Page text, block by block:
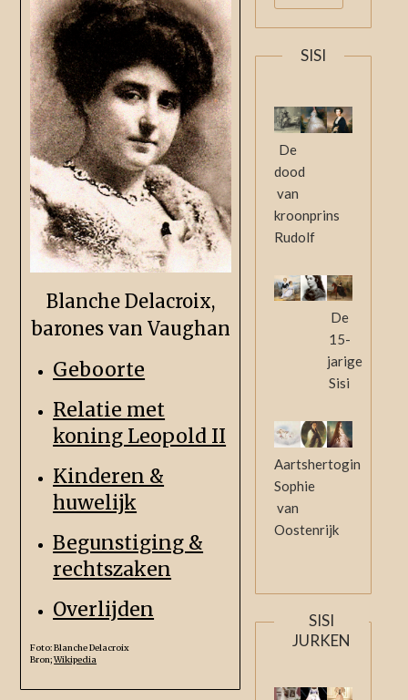
Blanche Delacroix,
barones van Vaughan
Geboorte
Relatie met
koning Leopold II
Kinderen &
huwelijk
Begunstiging &
rechtszaken
Overlijden
Foto: Blanche Delacroix
Bron;Wikipedia
SISI
De
dood
van
kroonprins
Rudolf
De
15-
jarige
Sisi
Aartshertogin
Sophie
van
Oostenrijk
SISI
JURKEN